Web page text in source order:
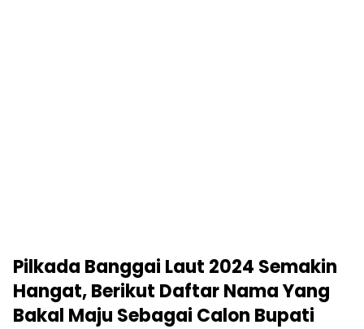
Pilkada Banggai Laut 2024 Semakin
Hangat, Berikut Daftar Nama Yang
Bakal Maju Sebagai Calon Bupati